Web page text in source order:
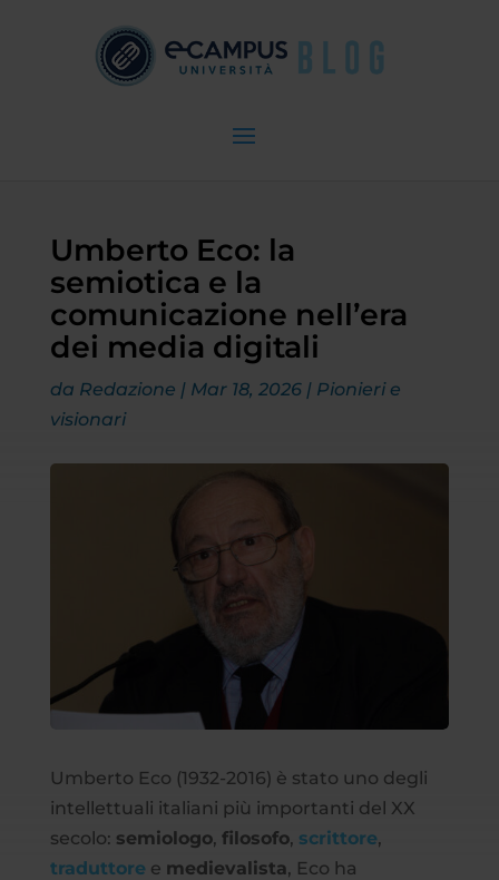
Umberto Eco: la
semiotica e la
comunicazione nell’era
dei media digitali
da Redazione | Mar 18, 2026| Pionieri e
visionari
Umberto Eco (1932-2016) è stato uno degli
intellettuali italiani più importanti del XX
secolo: semiologo, filosofo, scrittore,
traduttoree medievalista, Eco ha